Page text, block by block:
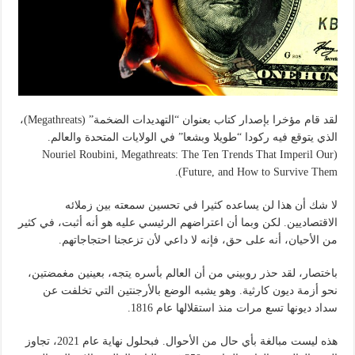
لقد قام مؤخرا بإصدار كتاب بعنوان “التهديدات الضخمة” (Megathreats)،
الذي يتوقع فيه ركودا “طويلا وبشعا” في الولايات المتحدة والعالم.
(Nouriel Roubini, Megathreats: The Ten Trends That Imperil Our
Future, and How to Survive Them).
لا شك أن هذا لن يساعده كثيرا في تحسين سمعته بين زملائه
الاقتصاديين. لكن وبما أن اعتراضهم الرئيسي عليه هو أنه أثبت، في كثير
من الأحيان، أنه على حق، فإنه لا داعي لأن تزعجنا احتجاجاتهم.
باختصار، لقد حذر روبيني من أن العالم بأسره يتجه، بعينين مغمضتين،
نحو أزمة ديون كارثية. وهو يشبه الوضع بالأرجنتين التي تخلفت عن
سداد ديونها تسع مرات منذ استقلالها عام 1816.
هذه ليست مبالغة بأي حال من الأحوال. فبحلول نهاية عام 2021، تجاوز